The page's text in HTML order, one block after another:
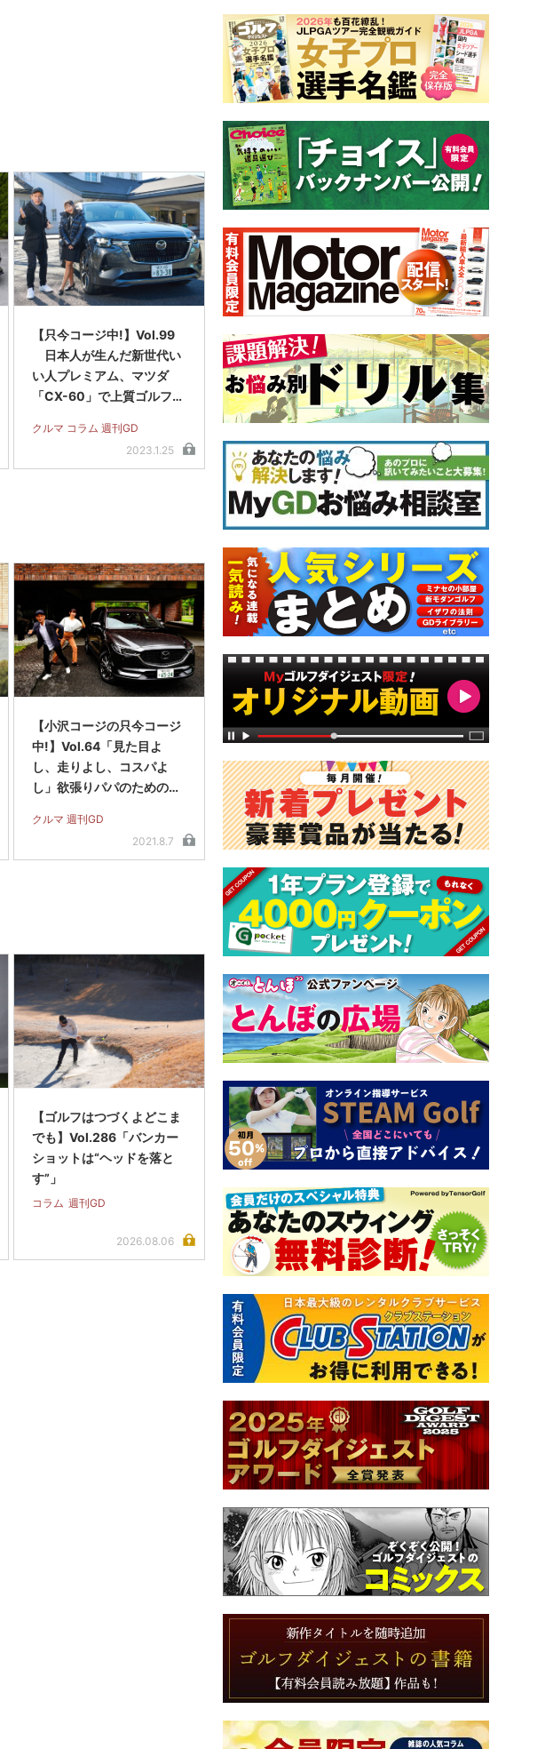
【只今コージ中!】Vol.99
日本人が生んだ新世代い
い人プレミアム、マツダ
「CX-60」で上質ゴルフド
クルマ コラム 週刊GD
2023.1.25
【小沢コージの只今コージ
中!】Vol.64「見た目よ
し、走りよし、コスパよ
し」欲張りパパのためのマ
クルマ 週刊GD
2021.8.7
【ゴルフはつづくよどこま
でも】Vol.286「バンカー
ショットは“ヘッドを落と
す”」
コラム 週刊GD
2026.08.06